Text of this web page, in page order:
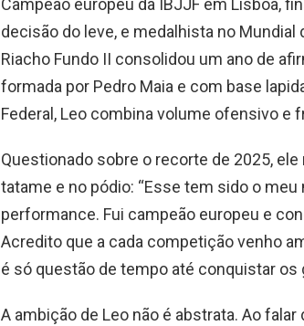
Campeão europeu da IBJJF em Lisboa,
decisão do leve, e medalhista no
Riacho Fundo II consolidou um ano de
formada por Pedro Maia e com base
Federal, Leo combina volume ofensivo
Questionado sobre o recorte de 2025,
tatame e no pódio: “Esse tem sido o
performance. Fui campeão europeu e
Acredito que a cada competição venho
é só questão de tempo até conquistar os
A ambição de Leo não é abstrata. Ao